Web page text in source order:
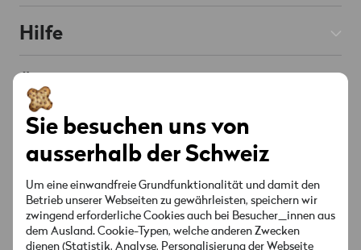
Prepaid
Roaming & Ausland
Handys & Smartphones
Angebote & Aktionen
Internet Abos
TV Abos
Festnetz
Senderliste
Angebote & Aktionen
Hilfe
Mobile & Roaming
Internet & TV
Konto & Einstellungen
Anleitungen & Downloads
Deine Rechnung
Über Wingo
Kontakt
Standorte
MyWingo
Über Uns
Sie besuchen uns von
ausserhalb der Schweiz
Um eine einwandfreie Grundfunktionalität und damit den
Betrieb unserer Webseiten zu gewährleisten, speichern wir
zwingend erforderliche Cookies auch bei Besucher_innen aus
dem Ausland. Cookie-Typen, welche anderen Zwecken
dienen (Statistik, Analyse, Personalisierung der Webseite
Chat